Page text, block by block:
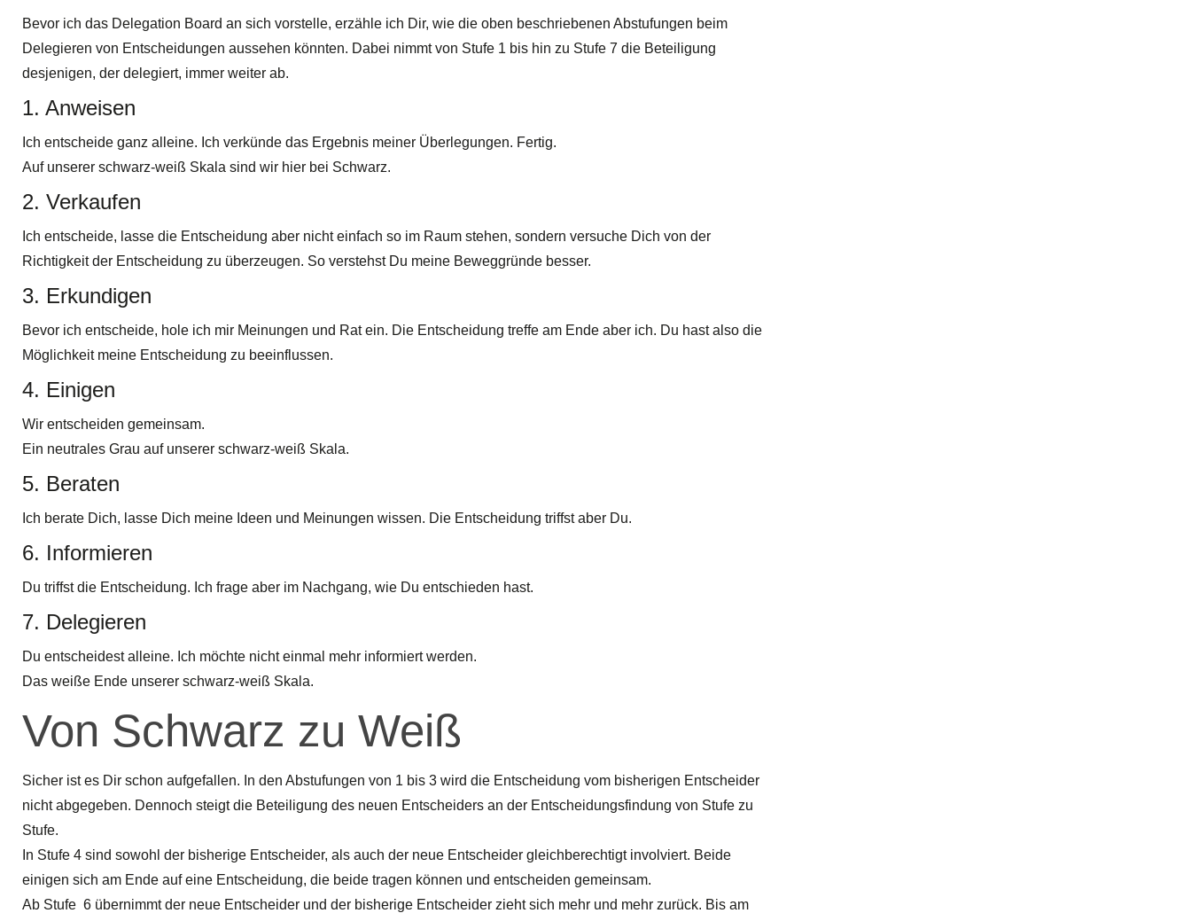
Bevor ich das Delegation Board an sich vorstelle, erzähle ich Dir, wie die oben beschriebenen Abstufungen beim
Delegieren von Entscheidungen aussehen könnten. Dabei nimmt von Stufe 1 bis hin zu Stufe 7 die Beteiligung
desjenigen, der delegiert, immer weiter ab.
1. Anweisen
Ich entscheide ganz alleine. Ich verkünde das Ergebnis meiner Überlegungen. Fertig.
Auf unserer schwarz-weiß Skala sind wir hier bei Schwarz.
2. Verkaufen
Ich entscheide, lasse die Entscheidung aber nicht einfach so im Raum stehen, sondern versuche Dich von der
Richtigkeit der Entscheidung zu überzeugen. So verstehst Du meine Beweggründe besser.
3. Erkundigen
Bevor ich entscheide, hole ich mir Meinungen und Rat ein. Die Entscheidung treffe am Ende aber ich. Du hast also die
Möglichkeit meine Entscheidung zu beeinflussen.
4. Einigen
Wir entscheiden gemeinsam.
Ein neutrales Grau auf unserer schwarz-weiß Skala.
5. Beraten
Ich berate Dich, lasse Dich meine Ideen und Meinungen wissen. Die Entscheidung triffst aber Du.
6. Informieren
Du triffst die Entscheidung. Ich frage aber im Nachgang, wie Du entschieden hast.
7. Delegieren
Du entscheidest alleine. Ich möchte nicht einmal mehr informiert werden.
Das weiße Ende unserer schwarz-weiß Skala.
Von Schwarz zu Weiß
Sicher ist es Dir schon aufgefallen. In den Abstufungen von 1 bis 3 wird die Entscheidung vom bisherigen Entscheider
nicht abgegeben. Dennoch steigt die Beteiligung des neuen Entscheiders an der Entscheidungsfindung von Stufe zu
Stufe.
In Stufe 4 sind sowohl der bisherige Entscheider, als auch der neue Entscheider gleichberechtigt involviert. Beide
einigen sich am Ende auf eine Entscheidung, die beide tragen können und entscheiden gemeinsam.
Ab Stufe 6 übernimmt der neue Entscheider und der bisherige Entscheider zieht sich mehr und mehr zurück. Bis am